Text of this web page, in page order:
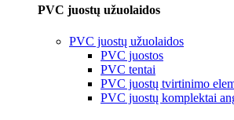
PVC juostų užuolaidos
PVC juostų užuolaidos
PVC juostos
PVC tentai
PVC juostų tvirtinimo
PVC juostų komplektai